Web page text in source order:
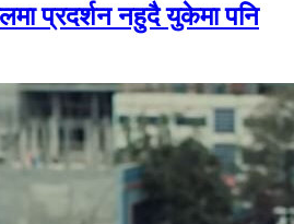
प्रदर्शन नहुदै युकेमा पनि